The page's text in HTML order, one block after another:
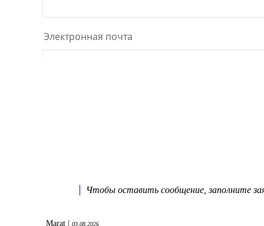
Чтобы оставить сообщение, заполните
Marat | 03.08.2026